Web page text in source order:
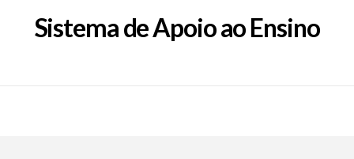
Sistema de Apoio ao Ensino